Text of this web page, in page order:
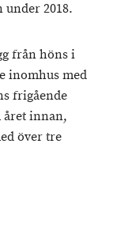
2018.
från höns i
inomhus med
frigående
året innan,
över tre